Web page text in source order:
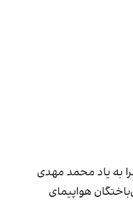
به یاد محمد مهدی
هواپیمای